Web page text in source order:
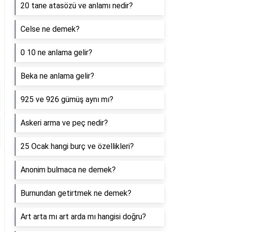
20 tane atasözü ve anlamı nedir?
Celse ne demek?
0 10 ne anlama gelir?
Beka ne anlama gelir?
925 ve 926 gümüş aynı mı?
Askeri arma ve peç nedir?
25 Ocak hangi burç ve özellikleri?
Anonim bulmaca ne demek?
Burnundan getirtmek ne demek?
Art arta mı art arda mı hangisi doğru?